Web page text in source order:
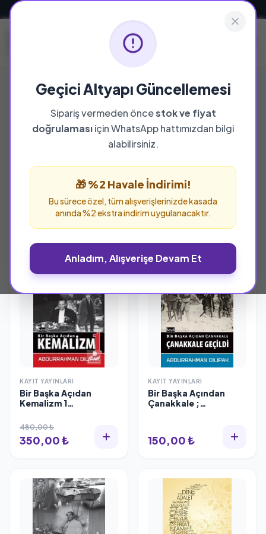
Geçici Altyapı Güncellemesi
Sipariş vermeden öncestok ve fiyat
doğrulamasıiçin WhatsApp hattımızdan bilgi
alabilirsiniz.
🎁 %2 Havale İndirimi!
Bu sürece özel, tüm alışverişlerinizde kasada
anında %2 ekstra indirim uygulanacaktır.
Anladım, Alışverişe Devam Et
YAYINEVI
Kayıt Yayınları
Kayıt Yayınları yayınevine ait tüm eserleri bu
sayfada inceleyebilir ve güvenle sipariş
KAYIT YAYINLARI
Bir Başka Açıdan
Kemalizm 1
480,00 ₺
350,00 ₺
KAYIT YAYINLARI
Bir Başka Açından
Çanakkale ;
150,00 ₺